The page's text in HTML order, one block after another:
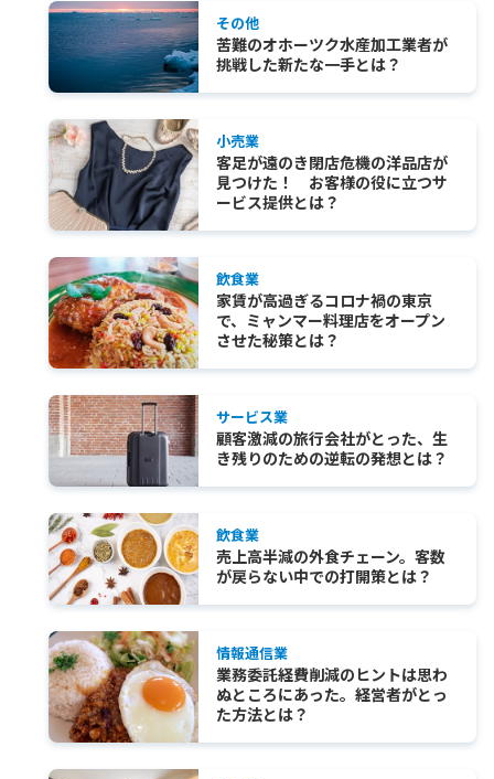
その他
苦難のオホーツク水産加工業者が
挑戦した新たな一手とは？
小売業
客足が遠のき閉店危機の洋品店が
見つけた！ お客様の役に立つサ
ービス提供とは？
飲食業
家賃が高過ぎるコロナ禍の東京
で、ミャンマー料理店をオープン
させた秘策とは？
サービス業
顧客激減の旅行会社がとった、生
き残りのための逆転の発想とは？
飲食業
売上高半減の外食チェーン。客数
が戻らない中での打開策とは？
情報通信業
業務委託経費削減のヒントは思わ
ぬところにあった。経営者がとっ
た方法とは？